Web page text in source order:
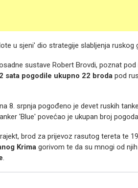
u sjeni' dio strategije slabljenja
sustave Robert Brovdi, poznat
sata pogodile ukupno 22 broda pod
8. srpnja pogođeno je devet ruskih
'Blue' povećao je ukupan broj
brod za prijevoz rasutog tereta te
Krima gorivom te da su mnogi od
.